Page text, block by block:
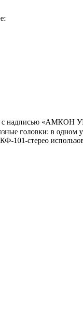
с надписью
головки: в одном
101-стерео